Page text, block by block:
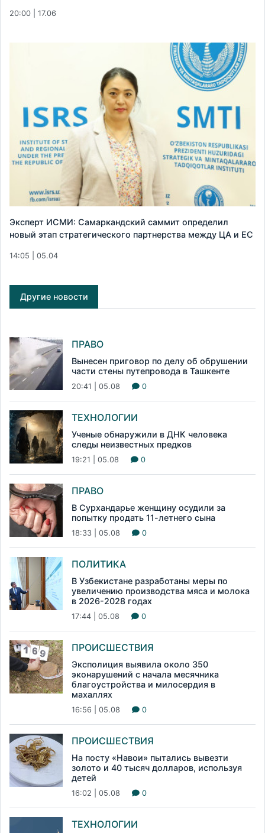
20:00 | 17.06
Эксперт ИСМИ: Самаркандский саммит определил
новый этап стратегического партнерства между ЦА и ЕС
14:05 | 05.04
Другие новости
ПРАВО
Вынесен приговор по делу об обрушении
части стены путепровода в Ташкенте
20:41 | 05.08 0
ТЕХНОЛОГИИ
Ученые обнаружили в ДНК человека
следы неизвестных предков
19:21 | 05.08 0
ПРАВО
В Сурхандарье женщину осудили за
попытку продать 11-летнего сына
18:33 | 05.08 0
ПОЛИТИКА
В Узбекистане разработаны меры по
увеличению производства мяса и молока
в 2026-2028 годах
17:44 | 05.08 0
ПРОИСШЕСТВИЯ
Эксполиция выявила около 350
эконарушений с начала месячника
благоустройства и милосердия в
махаллях
16:56 | 05.08 0
ПРОИСШЕСТВИЯ
На посту «Навои» пытались вывезти
золото и 40 тысяч долларов, используя
детей
16:02 | 05.08 0
ТЕХНОЛОГИИ